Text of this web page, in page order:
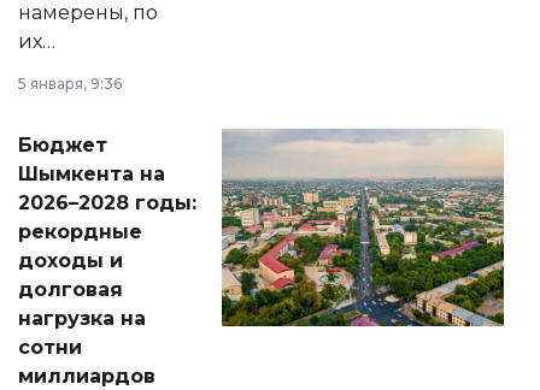
намерены, по
их
принести
народу
Венесуэлы.
5 января, 9:36
Бюджет
Шымкента на
2026–2028 годы:
рекордные
доходы и
долговая
нагрузка на
сотни
миллиардов